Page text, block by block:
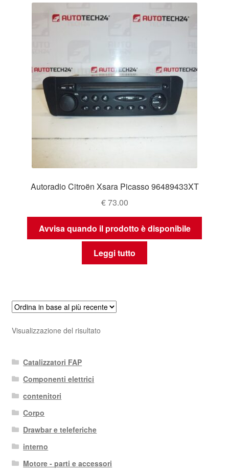
Autoradio Citroën Xsara Picasso 96489433XT
€73.00
Avvisa quando il prodotto è disponibile
Leggi tutto
Visualizzazione del risultato
Catalizzatori FAP
Componenti elettrici
contenitori
Corpo
Drawbar e teleferiche
interno
Motore - parti e accessori